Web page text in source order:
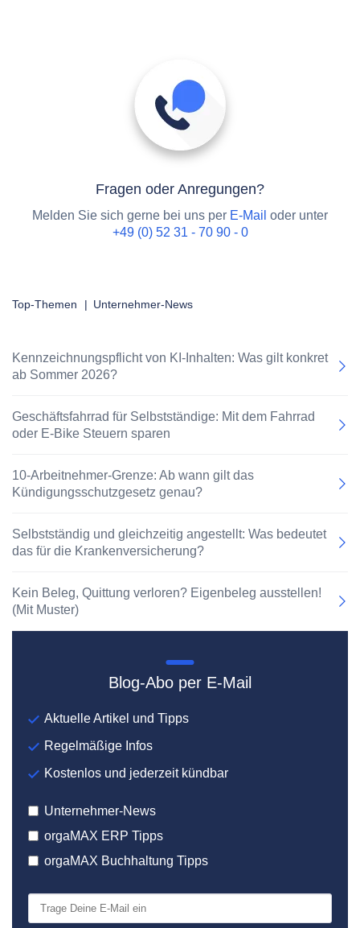
Fragen oder Anregungen?
Melden Sie sich gerne bei uns per E-Mail oder unter
+49 (0) 52 31 - 70 90 - 0
Top-Themen | Unternehmer-News
Kennzeichnungspflicht von KI-Inhalten: Was gilt konkret
ab Sommer 2026?
Geschäftsfahrrad für Selbstständige: Mit dem Fahrrad
oder E-Bike Steuern sparen
10-Arbeitnehmer-Grenze: Ab wann gilt das
Kündigungsschutzgesetz genau?
Selbstständig und gleichzeitig angestellt: Was bedeutet
das für die Krankenversicherung?
Kein Beleg, Quittung verloren? Eigenbeleg ausstellen!
(Mit Muster)
Blog-Abo per E-Mail
Aktuelle Artikel und Tipps
Regelmäßige Infos
Kostenlos und jederzeit kündbar
Unternehmer-News
orgaMAX ERP Tipps
orgaMAX Buchhaltung Tipps